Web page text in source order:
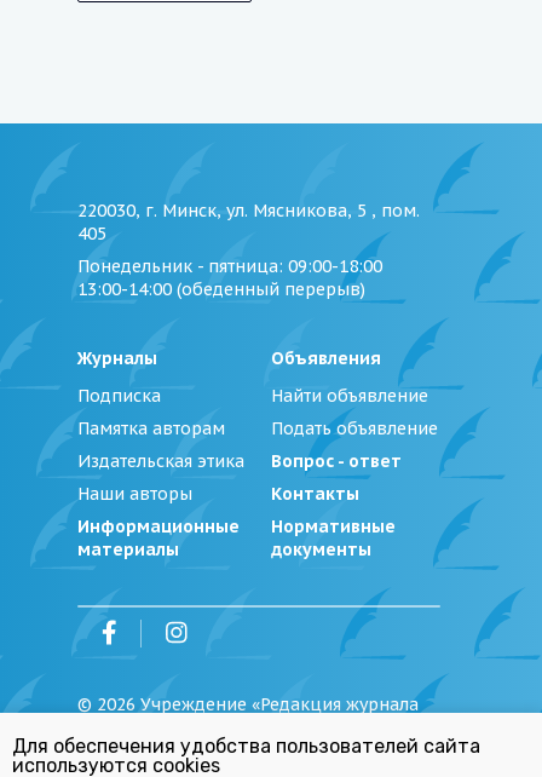
220030, г. Минск, ул. Мясникова, 5 , пом.
405
Понедельник - пятница: 09:00-18:00
13:00-14:00 (обеденный перерыв)
Журналы
Подписка
Памятка авторам
Издательская этика
Наши авторы
Информационные
материалы
Объявления
Найти объявление
Подать объявление
Вопрос - ответ
Контакты
Нормативные
документы
© 2026 Учреждение «Редакция журнала
Политика обработки персональных
данных
Для обеспечения удобства пользователей сайта
используются cookies